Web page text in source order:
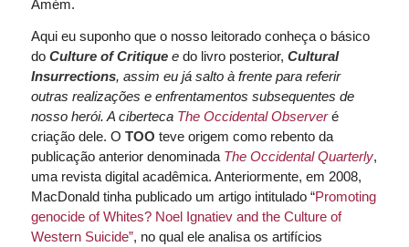
Amém.
Aqui eu suponho que o nosso leitorado conheça o básico
do Culture of Critique edo livro posterior, Cultural
Insurrections, assim eu já salto à frente para referir
outras realizações e enfrentamentos subsequentes de
nosso herói. A ciberteca The Occidental Observeré
criação dele. O TOO teve origem como rebento da
publicação anterior denominada The Occidental Quarterly,
uma revista digital acadêmica. Anteriormente, em 2008,
MacDonald tinha publicado um artigo intitulado “Promoting
genocide of Whites? Noel Ignatiev and the Culture of
Western Suicide”, no qual ele analisa os artifícios